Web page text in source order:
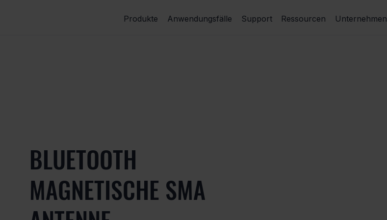
Produkte Anwendungsfälle Support Ressourcen Unternehmen
BLUETOOTH
MAGNETISCHE SMA